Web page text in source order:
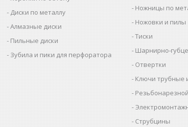
Диски по металлу
Алмазные диски
Пильные диски
Зубила и пики для перфоратора
Ножницы по
Ножовки и пилы
Тиски
Шарнирно-
Отвертки
Ключи трубные
Струбцины